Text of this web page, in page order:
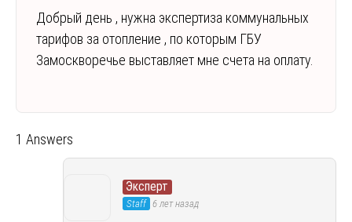
Добрый день , нужна экспертиза коммунальных
тарифов за отопление , по которым ГБУ
Замоскворечье выставляет мне счета на оплату.
1 Answers
Эксперт
Staff 6 лет назад